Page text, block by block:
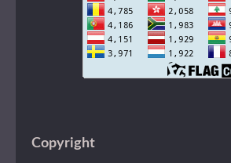
Copyright